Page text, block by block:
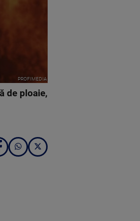
PROFIMEDIA
de ploaie,